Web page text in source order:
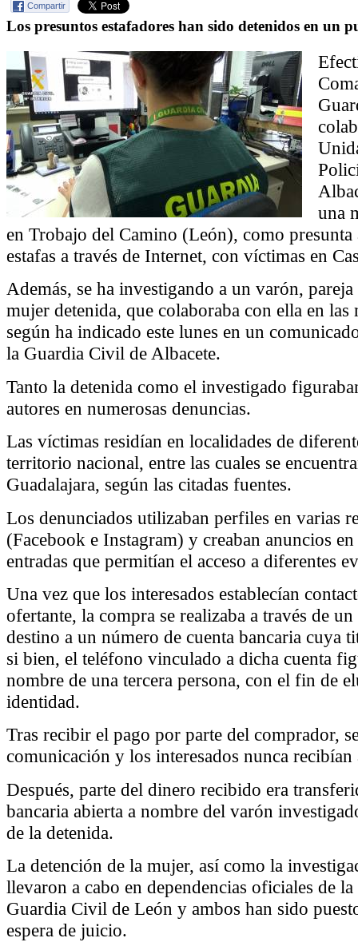
Compartir
Los presuntos estafadores han sido detenidos en un
una
en Trobajo del Camino (León), como presunta
estafas a través de Internet, con víctimas en
Además, se ha investigando a un varón,
mujer detenida, que colaboraba con ella en las
según ha indicado este lunes en un
la Guardia Civil de Albacete.
Tanto la detenida como el investigado
autores en numerosas denuncias.
Las víctimas residían en localidades de
territorio nacional, entre las cuales se
Guadalajara, según las citadas fuentes.
Los denunciados utilizaban perfiles en varias
(Facebook e Instagram) y creaban anuncios
entradas que permitían el acceso a diferentes
Una vez que los interesados establecían
ofertante, la compra se realizaba a través de
destino a un número de cuenta bancaria cuya
si bien, el teléfono vinculado a dicha cuenta
nombre de una tercera persona, con el fin de
identidad.
Tras recibir el pago por parte del comprador,
comunicación y los interesados nunca
Después, parte del dinero recibido era
bancaria abierta a nombre del varón
de la detenida.
La detención de la mujer, así como la
llevaron a cabo en dependencias oficiales de
Guardia Civil de León y ambos han sido
espera de juicio.